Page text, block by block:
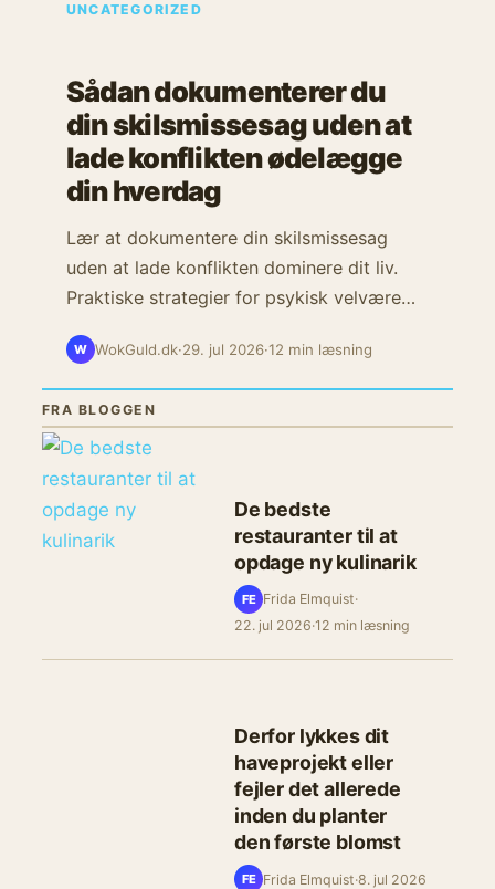
UNCATEGORIZED
Sådan dokumenterer du
din skilsmissesag uden at
lade konflikten ødelægge
din hverdag
Lær at dokumentere din skilsmissesag
uden at lade konflikten dominere dit liv.
Praktiske strategier for psykisk velvære
W WokGuld.dk·29. jul 2026·12 min læsning
FRA BLOGGEN
De bedste
restauranter til at
opdage ny kulinarik
FE Frida Elmquist·
22. jul 2026·12 min læsning
Derfor lykkes dit
haveprojekt eller
fejler det allerede
inden du planter
den første blomst
FE Frida Elmquist·8. jul 2026